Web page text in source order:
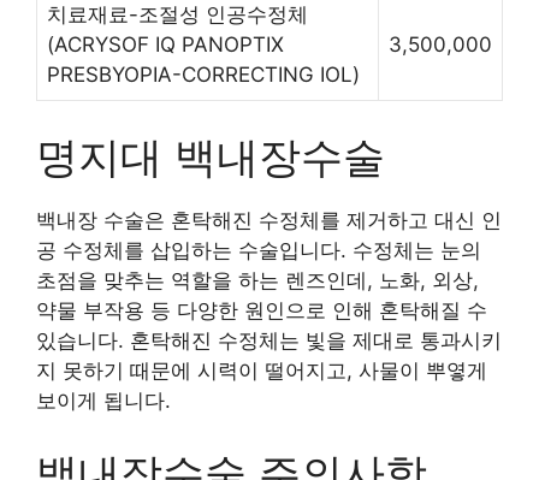
치료재료-조절성 인공수정체
(ACRYSOF IQ PANOPTIX
PRESBYOPIA-CORRECTING IOL)
3,500,000
명지대 백내장수술
백내장 수술은 혼탁해진 수정체를 제거하고 대신 인
공 수정체를 삽입하는 수술입니다. 수정체는 눈의
초점을 맞추는 역할을 하는 렌즈인데, 노화, 외상,
약물 부작용 등 다양한 원인으로 인해 혼탁해질 수
있습니다. 혼탁해진 수정체는 빛을 제대로 통과시키
지 못하기 때문에 시력이 떨어지고, 사물이 뿌옇게
보이게 됩니다.